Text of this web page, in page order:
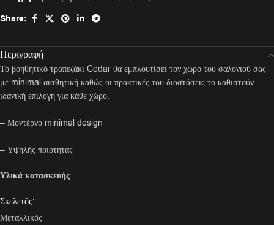
Share:
Περιγραφή
Το βοηθητικό τραπεζάκι Cedar θα εμπλουτίσει τον χώρο του σαλονιού σας
με minimal αισθητική καθώς οι πρακτικές του διαστάσεις το καθιστούν
ιδανική επιλογή για κάθε χώρο.
– Μοντέρνο minimal design
– Υψηλής ποιότητας
Υλικά κατασκευής
Σκελετός:
Μεταλλικός